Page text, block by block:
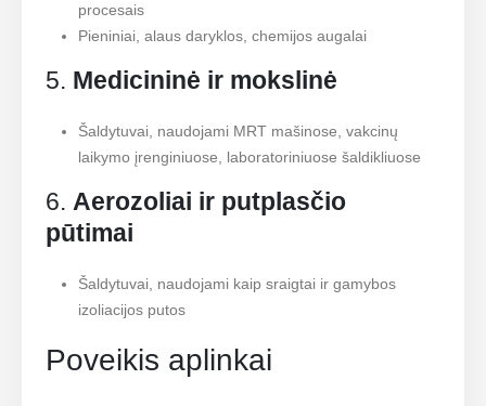
procesais
Pieniniai, alaus daryklos, chemijos augalai
5. Medicininė ir mokslinė
Šaldytuvai, naudojami MRT mašinose, vakcinų
laikymo įrenginiuose, laboratoriniuose šaldikliuose
6. Aerozoliai ir putplasčio
pūtimai
Šaldytuvai, naudojami kaip sraigtai ir gamybos
izoliacijos putos
Poveikis aplinkai